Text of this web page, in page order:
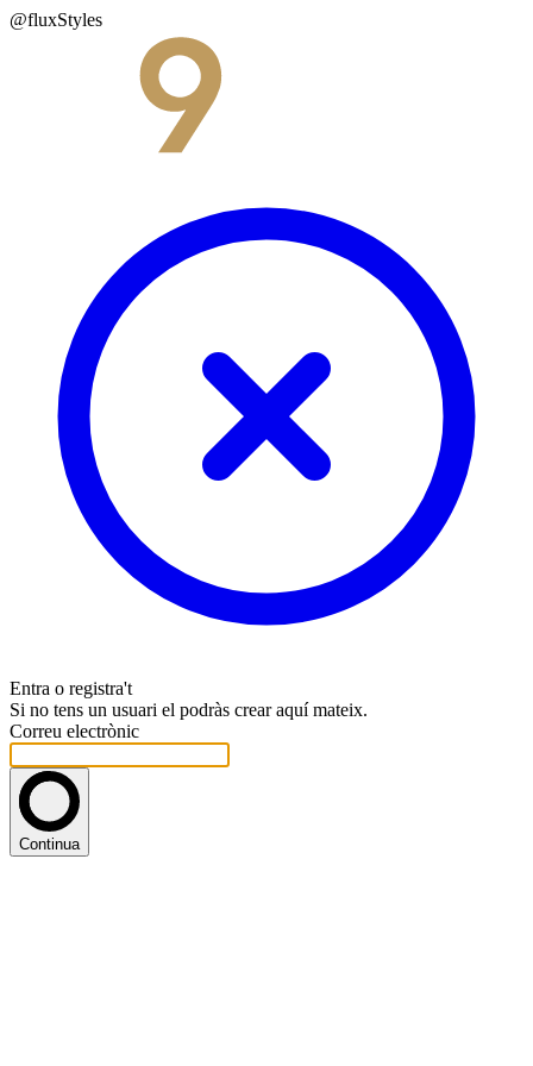
@fluxStyles
Entra o registra't
Si no tens un usuari el podràs crear aquí mateix.
Correu electrònic
Continua